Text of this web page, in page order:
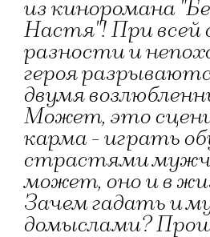
из киноромана
Настя"! При всей
разности и
героя
двумя
Может, это
карма - играть
страстями
может, оно и в
Зачем гадать и
домыслами?